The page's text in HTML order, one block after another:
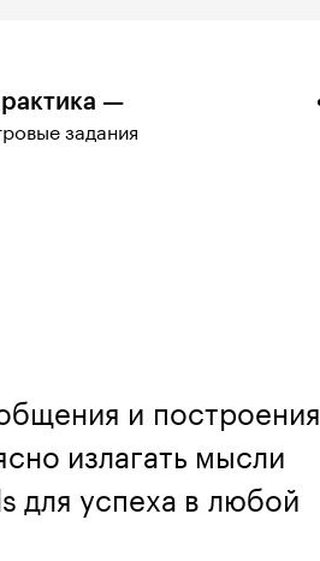
—
задания
и построения
излагать мысли
для успеха в любой